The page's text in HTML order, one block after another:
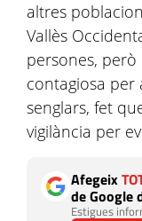
altres
Vallès
persones,
contagiosa per
senglars, fet
vigilància per
Afegeix
de Google
Estigues